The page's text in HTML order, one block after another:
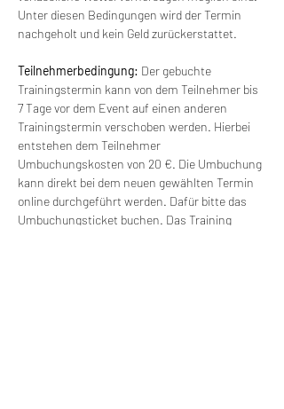
Unter diesen Bedingungen wird der Termin
nachgeholt und kein Geld zurückerstattet.
Teilnehmerbedingung: Der gebuchte
Trainingstermin kann von dem Teilnehmer bis
7 Tage vor dem Event auf einen anderen
Trainingstermin verschoben werden. Hierbei
entstehen dem Teilnehmer
Umbuchungskosten von 20 €. Die Umbuchung
kann direkt bei dem neuen gewählten Termin
online durchgeführt werden. Dafür bitte das
Umbuchungsticket buchen. Das Training